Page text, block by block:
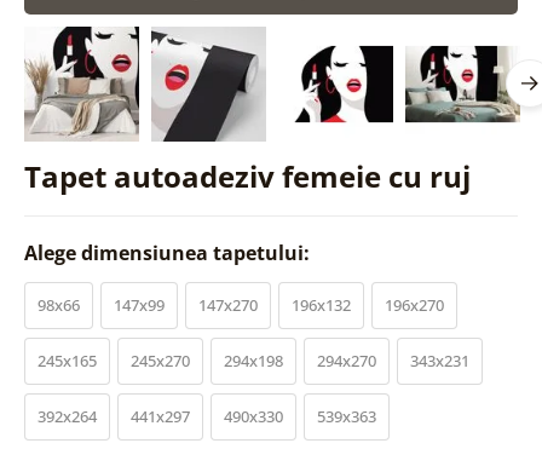
Tapet autoadeziv femeie cu ruj
Alege dimensiunea tapetului:
98x66 147x99 147x270 196x132 196x270
245x165 245x270 294x198 294x270 343x231
392x264 441x297 490x330 539x363